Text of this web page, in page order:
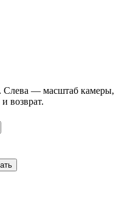
Слева — масштаб камеры,
возврат.